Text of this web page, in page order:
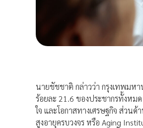
นายชัชชาติ กล่าวว่า กรุงเทพมห
ร้อยละ 21.6 ของประชากรทั้งหม
ใจ และโอกาสทางเศรษฐกิจ ส่ว
สูงอายุครบวงจร หรือ Aging